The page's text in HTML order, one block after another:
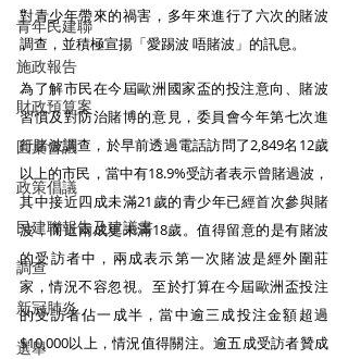
青年民建聯
施政報告
財政預算案
圓桌會議
政策倡議
民建聯報告及建議書
調查
新冠肺炎
選舉
對青少年帶來的禍害，多年來進行了六次的賭波
調查，並積極宣揚「愛踢波 唔賭波」的訊息。
為了解市民在今屆歐洲國家盃的投注意向、賭波
習慣及對防治賭博的意見，委員會今年第七次進
行賭波調查，於早前透過電話訪問了2,849名12歲
以上的市民，當中有18.9%受訪者表示曾賭過波，
其中接近四成未滿21歲的青少年已經首次參與賭
波，而近兩成更未滿18歲。值得留意的是有賭波
的受訪者中，兩成表示第一次賭波是經外圍莊
家，情況不容忽視。至於打算在今屆歐洲盃投注
的受訪者佔一成半，當中逾三成投注金額超過
$10,000以上，情況值得關注。逾五成受訪者贊成